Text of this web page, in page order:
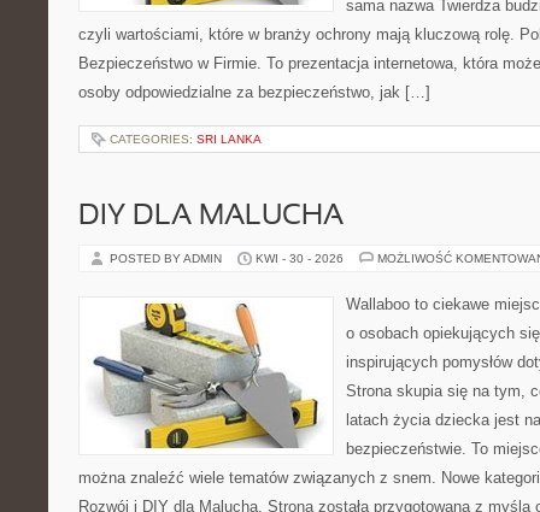
sama nazwa Twierdza
czyli wartościami, które w branży ochrony mają kluczową rolę.
Bezpieczeństwo w Firmie. To prezentacja internetowa, która
osoby odpowiedzialne za bezpieczeństwo, jak […]
CATEGORIES: SRI LANKA
DIY DLA MALUCHA
POSTED BY ADMIN KWI - 30 - 2026 MOŻLIWOŚĆ
Wallaboo to ciekawe
o osobach opiekujących
inspirujących pomysłów
Strona skupia się na tym,
latach życia dziecka jest
bezpieczeństwie. To
można znaleźć wiele tematów związanych z snem. Nowe
Rozwój i DIY dla Malucha. Strona została przygotowana z